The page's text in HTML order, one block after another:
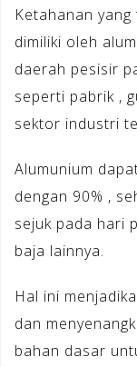
Ketahanan
dimiliki oleh
daerah pesisir
seperti pabrik ,
sektor industri
Alumunium
dengan 90% ,
sejuk pada hari
baja lainnya.
Hal ini
dan
bahan dasar